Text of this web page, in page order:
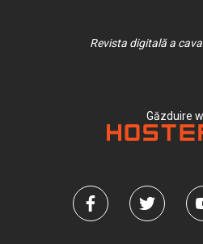
Revista digitală a
Găzduire